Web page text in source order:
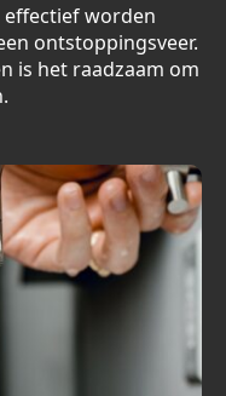
effectief worden
ontstoppingsveer.
is het raadzaam om